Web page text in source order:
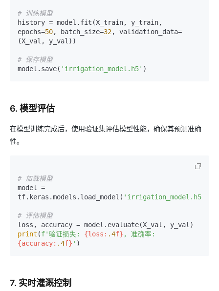
# 训练模型
history = model.fit(X_train, y_train,
epochs=50, batch_size=32, validation_data=
(X_val, y_val))
# 保存模型
model.save( 'irrigation_model.h5'
6. 模型评估
在模型训练完成后，使用验证集评估模型性能，确保其预测准确
性。
# 加载模型
model =
tf.keras.models.load_model( 'irrigation_model.h5'
# 评估模型
print (f'验证损失: {loss: .4f}
{accuracy: .4f} '
7. 实时灌溉控制